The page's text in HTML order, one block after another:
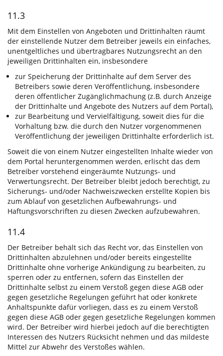
11.3
Mit dem Einstellen von Angeboten und Drittinhalten räumt
der einstellende Nutzer dem Betreiber jeweils ein einfaches,
unentgeltliches und übertragbares Nutzungsrecht an den
jeweiligen Drittinhalten ein, insbesondere
zur Speicherung der Drittinhalte auf dem Server des
Betreibers sowie deren Veröffentlichung, insbesondere
deren öffentlicher Zugänglichmachung (z.B. durch Anzeige
der Drittinhalte und Angebote des Nutzers auf dem Portal),
zur Bearbeitung und Vervielfältigung, soweit dies für die
Vorhaltung bzw. die durch den Nutzer vorgenommenen
Veröffentlichung der jeweiligen Drittinhalte erforderlich ist.
Soweit die von einem Nutzer eingestellten Inhalte wieder von
dem Portal heruntergenommen werden, erlischt das dem
Betreiber vorstehend eingeräumte Nutzungs- und
Verwertungsrecht. Der Betreiber bleibt jedoch berechtigt, zu
Sicherungs- und/oder Nachweiszwecken erstellte Kopien bis
zum Ablauf von gesetzlichen Aufbewahrungs- und
Haftungsvorschriften zu diesen Zwecken aufzubewahren.
11.4
Der Betreiber behält sich das Recht vor, das Einstellen von
Drittinhalten abzulehnen und/oder bereits eingestellte
Drittinhalte ohne vorherige Ankündigung zu bearbeiten, zu
sperren oder zu entfernen, sofern das Einstellen der
Drittinhalte selbst zu einem Verstoß gegen diese AGB oder
gegen gesetzliche Regelungen geführt hat oder konkrete
Anhaltspunkte dafür vorliegen, dass es zu einem Verstoß
gegen diese AGB oder gegen gesetzliche Regelungen kommen
wird. Der Betreiber wird hierbei jedoch auf die berechtigten
Interessen des Nutzers Rücksicht nehmen und das mildeste
Mittel zur Abwehr des Verstoßes wählen.